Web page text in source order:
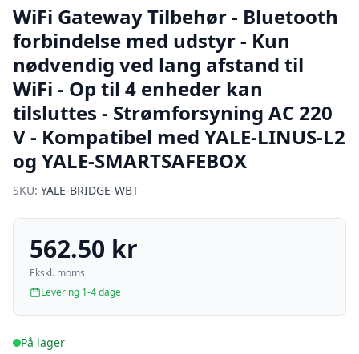
WiFi Gateway Tilbehør - Bluetooth
forbindelse med udstyr - Kun
nødvendig ved lang afstand til
WiFi - Op til 4 enheder kan
tilsluttes - Strømforsyning AC 220
V - Kompatibel med YALE-LINUS-L2
og YALE-SMARTSAFEBOX
SKU: YALE-BRIDGE-WBT
562.50 kr
Ekskl. moms
Levering 1-4 dage
På lager